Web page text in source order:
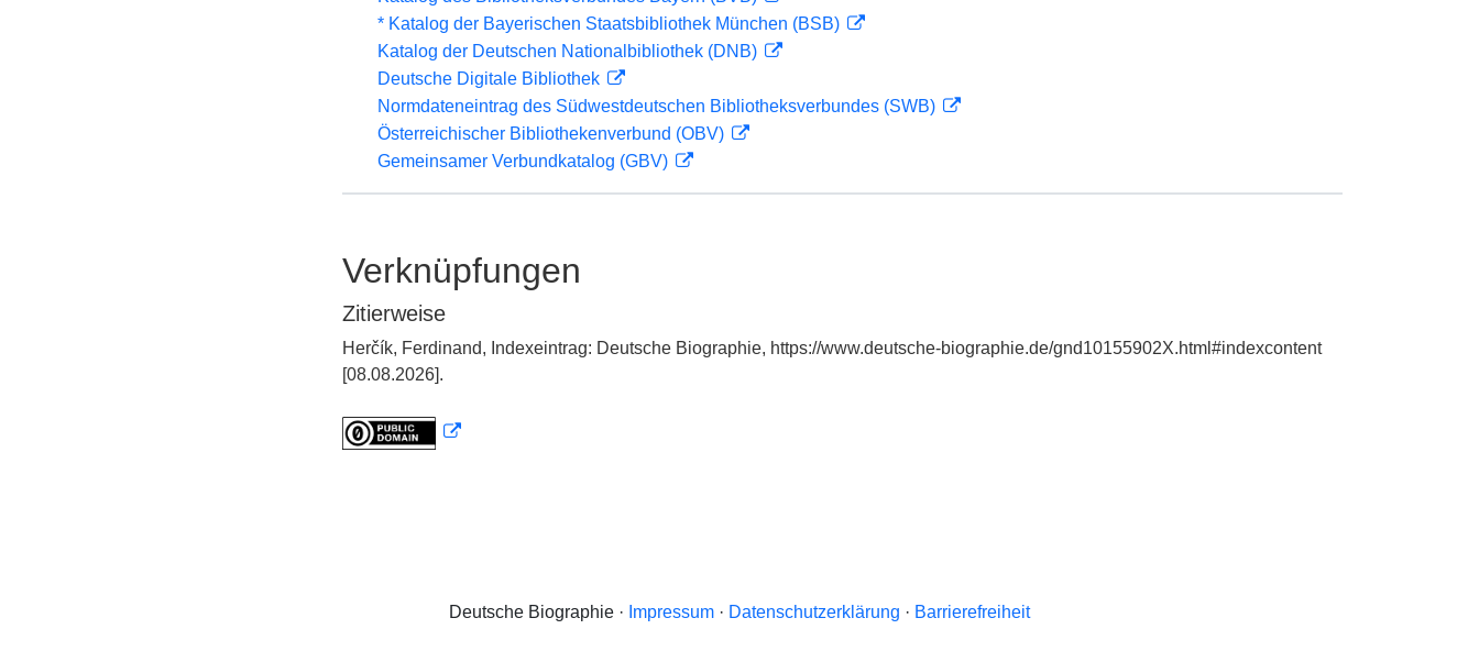
* Katalog der Bayerischen Staatsbibliothek München (BSB)
Katalog der Deutschen Nationalbibliothek (DNB)
Deutsche Digitale Bibliothek
Normdateneintrag des Südwestdeutschen Bibliotheksverbundes (SWB)
Österreichischer Bibliothekenverbund (OBV)
Gemeinsamer Verbundkatalog (GBV)
Verknüpfungen
Zitierweise
Herčík, Ferdinand, Indexeintrag: Deutsche Biographie, https://www.deutsche-biographie.de/gnd10155902X.html#indexcontent
[08.08.2026].
Deutsche Biographie · Impressum · Datenschutzerklärung · Barrierefreiheit